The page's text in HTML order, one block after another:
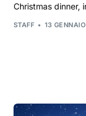
Christmas dinner,
STAFF 13